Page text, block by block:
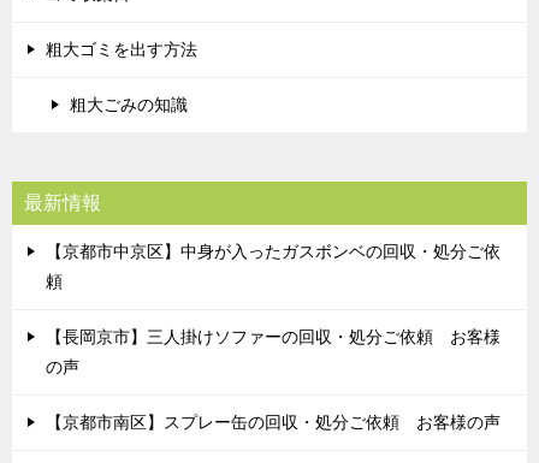
粗大ゴミを出す方法
粗大ごみの知識
最新情報
【京都市中京区】中身が入ったガスボンベの回収・処分ご依
頼
【長岡京市】三人掛けソファーの回収・処分ご依頼 お客様
の声
【京都市南区】スプレー缶の回収・処分ご依頼 お客様の声